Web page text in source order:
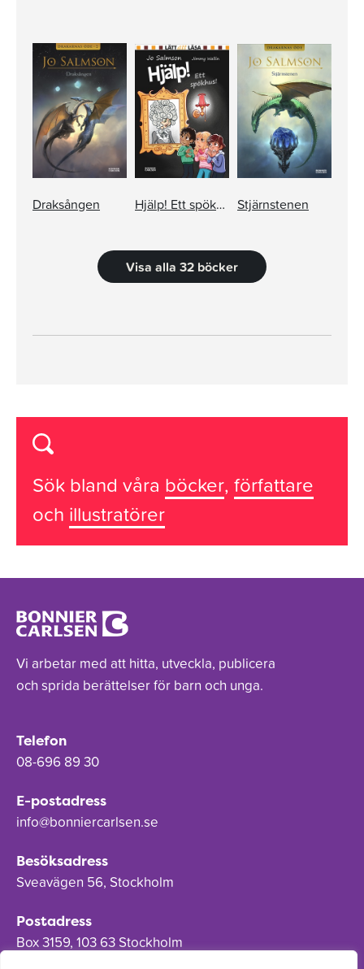
Draksången Hjälp! Ett spökhus! Stjärnstenen
Visa alla 32 böcker
Sök bland våra böcker, författare
och illustratörer
Vi arbetar med att hitta, utveckla, publicera
och sprida berättelser för barn och unga.
Telefon
08-696 89 30
E-postadress
info@bonniercarlsen.se
Besöksadress
Sveavägen 56, Stockholm
Postadress
Box 3159, 103 63 Stockholm